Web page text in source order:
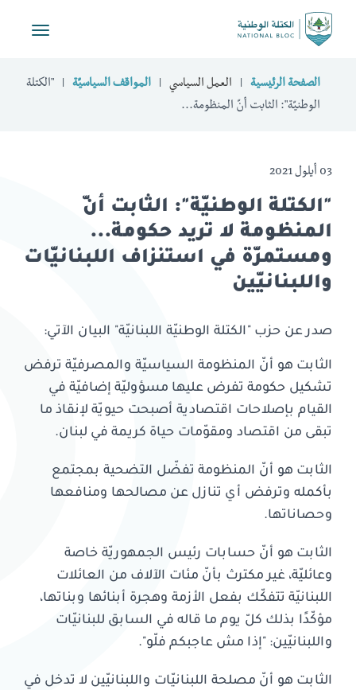
Toggle
الصفحة الرئيسية العمل السياسي المواقف السياسيّة
"الكتلة
الوطنيّة": الثابت أنّ المنظومة...
03 أيلول 2021
"الكتلة الوطنيّة": الثابت أنّ
المنظومة لا تريد حكومة...
ومستمرّة في استنزاف اللبنانيّات
واللبنانيّين
صدر عن حزب "الكتلة الوطنيّة اللبنانيّة" البيان الآتي:
الثابت هو أنّ المنظومة السياسيّة والمصرفيّة ترفض
تشكيل حكومة تفرض عليها مسؤوليّة إضافيّة في
القيام بإصلاحات اقتصادية أصبحت حيويّة لإنقاذ ما
تبقى من اقتصاد ومقوّمات حياة كريمة في لبنان.
الثابت هو أنّ المنظومة تفضّل التضحية بمجتمع
بأكمله وترفض أي تنازل عن مصالحها ومنافعها
وحصاناتها.
الثابت هو أنّ حسابات رئيس الجمهوريّة خاصة
وعائليّة، غير مكترث بأنّ مئات الآلاف من العائلات
اللبنانيّة تتفكّك بفعل الأزمة وهجرة أبنائها وبناتها،
مؤكّدًا بذلك كلّ يوم ما قاله في السابق للبنانيّات
واللبنانيّين: "إذا مش عاجبكم فلّو".
الثابت هو أنّ مصلحة اللبنانيّات واللبنانيّين لا تدخل في